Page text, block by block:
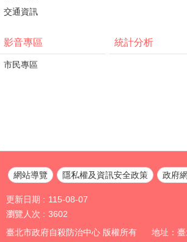
交通資訊
影音專區
市民專區
統計分析
網站導覽 隱私權及資訊安全政策 政府
更新日期
115-08-07
瀏覽人次
3602
臺北市政府自殺防治中心 版權所有 地址：